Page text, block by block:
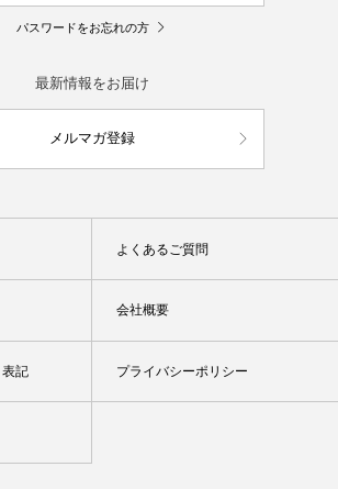
パスワードをお忘れの方
最新情報をお届け
メルマガ登録
よくあるご質問
会社概要
記 プライバシーポリシー